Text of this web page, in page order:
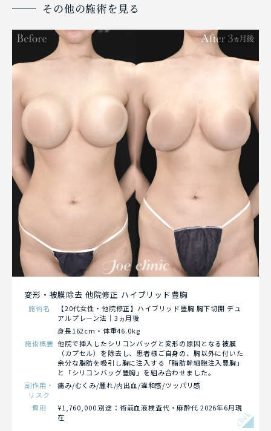
その他の施術を見る
変形・被膜除去 他院修正 ハイブリッド豊胸
施術名
【20代女性・他院修正】ハイブリッド豊胸 胸下切開 デュ
アルプレーン法｜3ヵ月後
身長162cm・体重46.0kg
施術概要 他院で挿入したシリコンバッグと変形の原因となる被膜
（カプセル）を除去し、患者様ご自身の、胸以外に付いた
余分な脂肪を吸引し胸に注入する「脂肪幹細胞注入豊胸」
と「シリコンバッグ豊胸」を組み合わせました。
副作用・
リスク
痛み/むくみ/腫れ/内出血/違和感/ツッパリ感
費用
¥1,760,000 別途：術前血液検査代・麻酔代 2026年6月現
在
click